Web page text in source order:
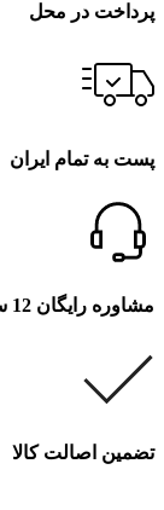
پرداخت در محل
پست به تمام ایران
مشاوره رایگان 12 ساعته
تضمین اصالت کالا